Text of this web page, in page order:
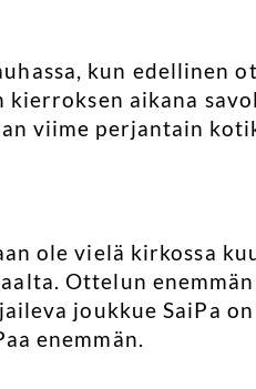
kun edellinen
aikana
viime perjantain
ole vielä kirkossa
Ottelun
joukkue SaiPa
enemmän.